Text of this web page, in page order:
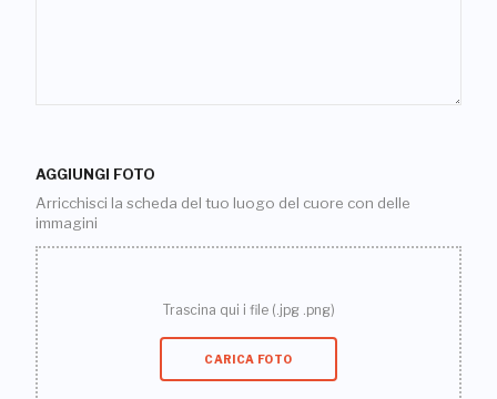
AGGIUNGI FOTO
Arricchisci la scheda del tuo luogo del cuore con delle
immagini
Trascina qui i file (.jpg .png)
CARICA FOTO